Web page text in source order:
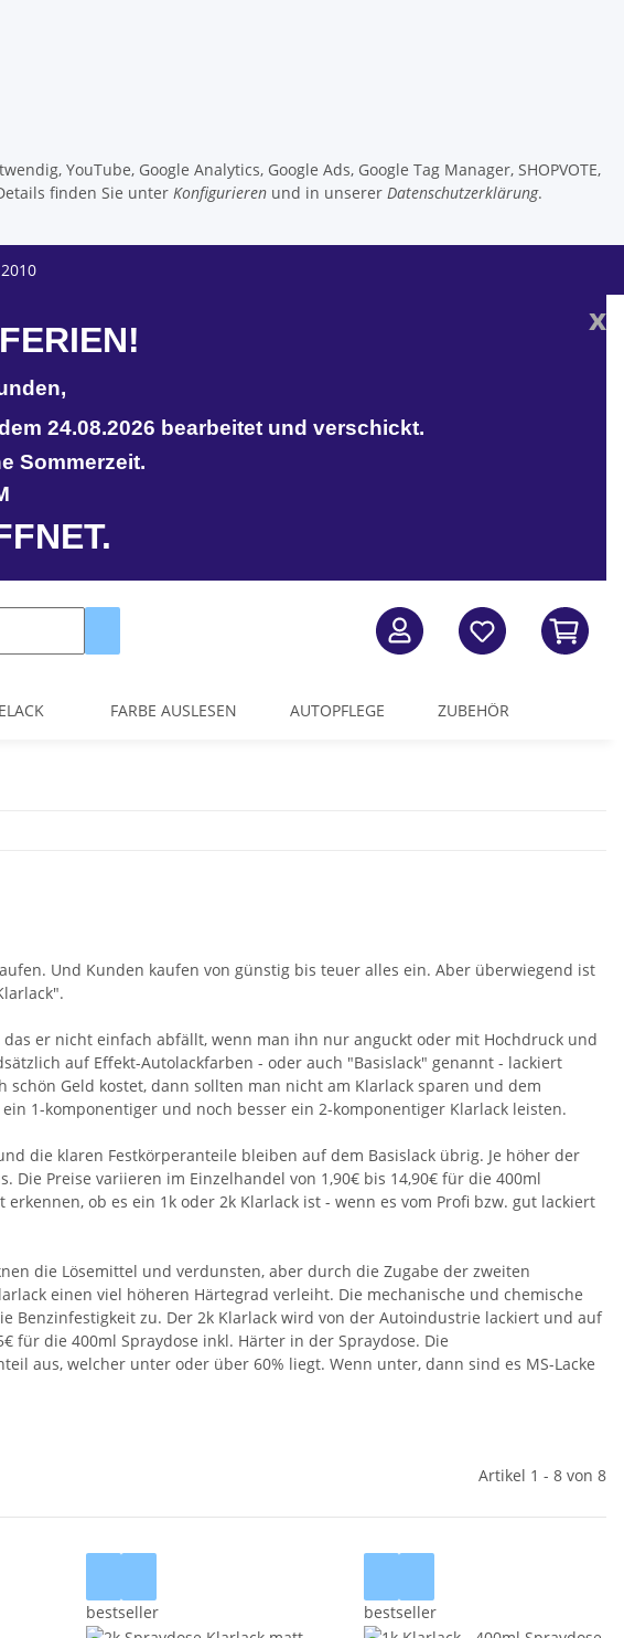
YouTube, Google Analytics, Google Ads, Google Tag Manager, SHOPVOTE,
finden Sie unter Konfigurieren und in unserer Datenschutzerklärung.
2010
x
24.08.2026 bearbeitet und verschickt.
Sommerzeit.
FARBE AUSLESEN AUTOPFLEGE ZUBEHÖR
Und Kunden kaufen von günstig bis teuer alles ein. Aber überwiegend ist
er nicht einfach abfällt, wenn man ihn nur anguckt oder mit Hochdruck und
auf Effekt-Autolackfarben - oder auch "Basislack" genannt - lackiert
Geld kostet, dann sollten man nicht am Klarlack sparen und dem
1-komponentiger und noch besser ein 2-komponentiger Klarlack leisten.
die klaren Festkörperanteile bleiben auf dem Basislack übrig. Je höher der
Preise variieren im Einzelhandel von 1,90€ bis 14,90€ für die 400ml
ob es ein 1k oder 2k Klarlack ist - wenn es vom Profi bzw. gut lackiert
die Lösemittel und verdunsten, aber durch die Zugabe der zweiten
einen viel höheren Härtegrad verleiht. Die mechanische und chemische
Benzinfestigkeit zu. Der 2k Klarlack wird von der Autoindustrie lackiert und auf
für die 400ml Spraydose inkl. Härter in der Spraydose. Die
aus, welcher unter oder über 60% liegt. Wenn unter, dann sind es MS-Lacke
Artikel 1 - 8 von 8
bestseller bestseller